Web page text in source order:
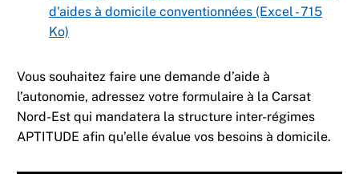
d'aides à domicile conventionnées (Excel - 715
Ko)
Vous souhaitez faire une demande d’aide à
l’autonomie, adressez votre formulaire à la Carsat
Nord-Est qui mandatera la structure inter-régimes
APTITUDE afin qu’elle évalue vos besoins à domicile.